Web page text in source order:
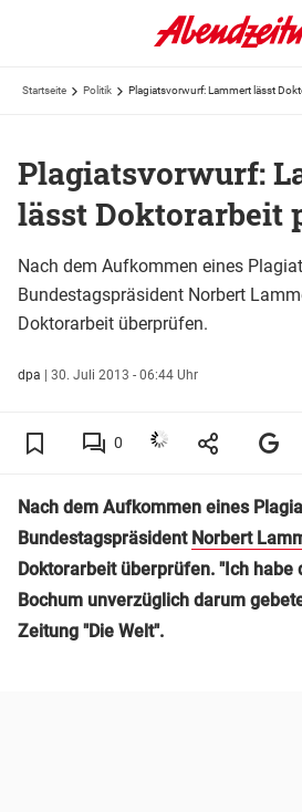
Startseite Politik Plagiatsvorwurf: Lammert lässt
Plagiatsvorwurf:
lässt Doktorarbeit
Nach dem Aufkommen eines
Bundestagspräsident Norbert
Doktorarbeit überprüfen.
dpa | 30. Juli 2013 - 06:44 Uhr
0
Nach dem Aufkommen eines
Bundestagspräsident Norbert
Doktorarbeit überprüfen. "Ich habe
Bochum unverzüglich darum
Zeitung "Die Welt".